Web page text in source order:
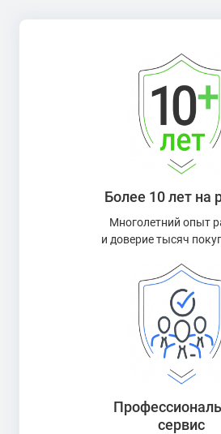
Более 10 лет на
Многолетний опыт
и доверие тысяч
сервис